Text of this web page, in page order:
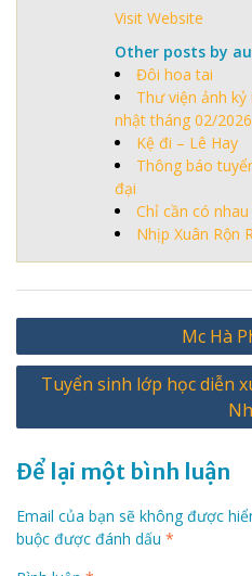
Visit Website
Other posts by
Đôi hoa tai
Thư viện ảnh kỷ
nhật tháng 02/2026
Kệ đi – Lê Hay
Thông báo
đại
Chỉ cần có
Nhịp Xuân Rộn
Điều
hướng
bài
Mc Hà
Tuyển sinh lớp học diễn
Để lại một bình luận
Email của bạn sẽ không được
buộc được đánh dấu *